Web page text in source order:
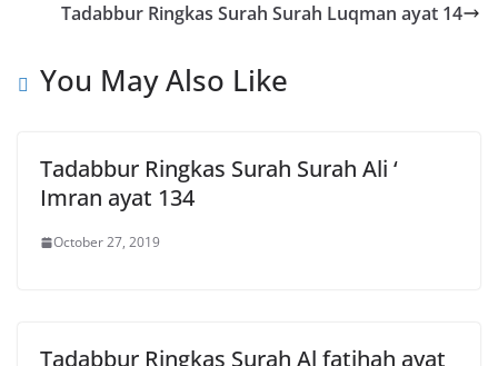
Tadabbur Ringkas Surah Surah Luqman ayat 14
You May Also Like
Tadabbur Ringkas Surah Surah Ali ‘
Imran ayat 134
October 27, 2019
Tadabbur Ringkas Surah Al fatihah ayat